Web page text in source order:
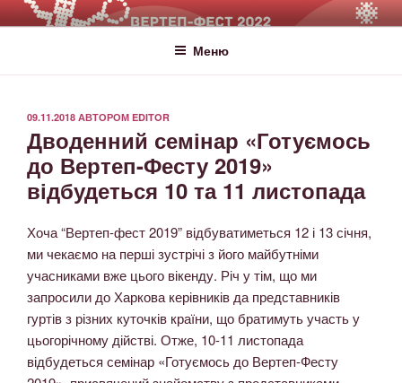
ВЕРТЕП-ФЕСТ
За Світло те, що Темряву здолало!
Меню
09.11.2018 АВТОРОМ EDITOR
Дводенний семінар «Готуємось
до Вертеп-Фесту 2019»
відбудеться 10 та 11 листопада
Хоча “Вертеп-фест 2019” відбуватиметься 12 і 13 січня,
ми чекаємо на перші зустрічі з його майбутніми
учасниками вже цього вікенду. Річ у тім, що ми
запросили до Харкова керівників да представників
гуртів з різних куточків країни, що братимуть участь у
цьогорічному дійстві. Отже, 10-11 листопада
відбудеться семінар «Готуємось до Вертеп-Фесту